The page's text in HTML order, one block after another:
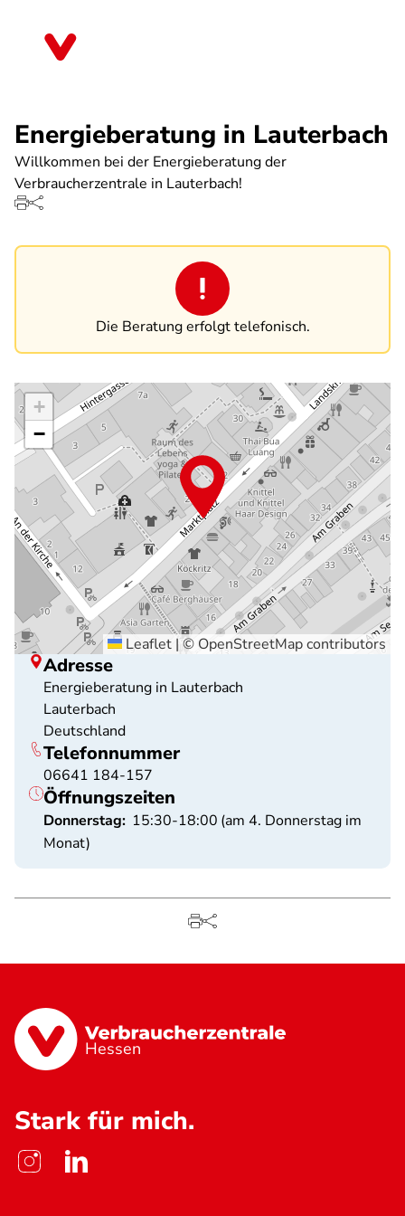
Energieberatung in Lauterbach
Willkommen bei der Energieberatung der
Verbraucherzentrale in Lauterbach!
Die Beratung erfolgt telefonisch.
+
−
Leaflet |© OpenStreetMapcontributors
Adresse
Energieberatung in Lauterbach
Lauterbach
Deutschland
Telefonnummer
06641 184-157
Öffnungszeiten
Donnerstag: 15:30-18:00 (am 4. Donnerstag im
Monat)
Hessen
Stark für mich.